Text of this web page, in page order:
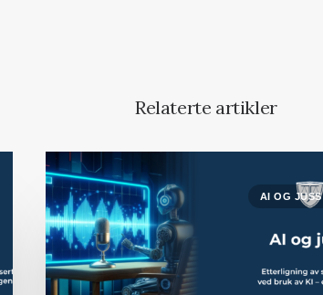
Relaterte artikler
AI OG JUSS